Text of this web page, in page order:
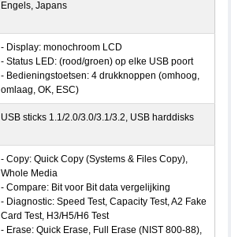
Engels, Japans
- Display: monochroom LCD
- Status LED: (rood/groen) op elke USB poort
- Bedieningstoetsen: 4 drukknoppen (omhoog,
omlaag, OK, ESC)
USB sticks 1.1/2.0/3.0/3.1/3.2, USB harddisks
- Copy: Quick Copy (Systems & Files Copy),
Whole Media
- Compare: Bit voor Bit data vergelijking
- Diagnostic: Speed Test, Capacity Test, A2 Fake
Card Test, H3/H5/H6 Test
- Erase: Quick Erase, Full Erase (NIST 800-88),